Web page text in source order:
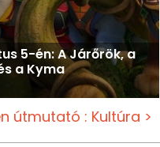
5-én: A Járőrök, a
a Kyma
útmutató : Kultúra >